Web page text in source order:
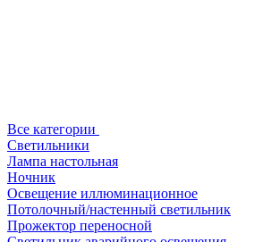
Все категории
Светильники
Лампа настольная
Ночник
Освещение иллюминационное
Потолочный/настенный светильник
Прожектор переносной